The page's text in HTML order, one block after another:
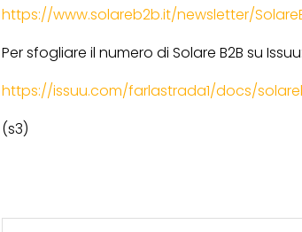
https://www.solareb2b.it/newsletter/
Per sfogliare il numero di Solare B2B su Issuu:
https://issuu.com/farlastrada1/docs/
(s3)